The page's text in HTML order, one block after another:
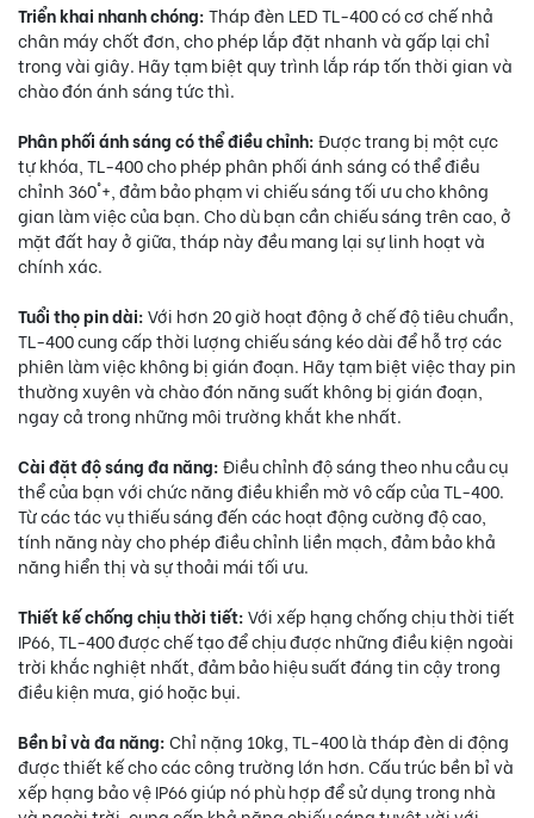
Triển khai nhanh chóng:Tháp đèn LED TL-400 có cơ chế nhả
chân máy chốt đơn, cho phép lắp đặt nhanh và gấp lại chỉ
trong vài giây. Hãy tạm biệt quy trình lắp ráp tốn thời gian và
chào đón ánh sáng tức thì.
Phân phối ánh sáng có thể điều chỉnh:Được trang bị một cực
tự khóa, TL-400 cho phép phân phối ánh sáng có thể điều
chỉnh 360°+, đảm bảo phạm vi chiếu sáng tối ưu cho không
gian làm việc của bạn. Cho dù bạn cần chiếu sáng trên cao, ở
mặt đất hay ở giữa, tháp này đều mang lại sự linh hoạt và
chính xác.
Tuổi thọ pin dài:Với hơn 20 giờ hoạt động ở chế độ tiêu chuẩn,
TL-400 cung cấp thời lượng chiếu sáng kéo dài để hỗ trợ các
phiên làm việc không bị gián đoạn. Hãy tạm biệt việc thay pin
thường xuyên và chào đón năng suất không bị gián đoạn,
ngay cả trong những môi trường khắt khe nhất.
Cài đặt độ sáng đa năng:Điều chỉnh độ sáng theo nhu cầu cụ
thể của bạn với chức năng điều khiển mờ vô cấp của TL-400.
Từ các tác vụ thiếu sáng đến các hoạt động cường độ cao,
tính năng này cho phép điều chỉnh liền mạch, đảm bảo khả
năng hiển thị và sự thoải mái tối ưu.
Thiết kế chống chịu thời tiết:Với xếp hạng chống chịu thời tiết
IP66, TL-400 được chế tạo để chịu được những điều kiện ngoài
trời khắc nghiệt nhất, đảm bảo hiệu suất đáng tin cậy trong
điều kiện mưa, gió hoặc bụi.
Bền bỉ và đa năng:Chỉ nặng 10kg, TL-400 là tháp đèn di động
được thiết kế cho các công trường lớn hơn. Cấu trúc bền bỉ và
xếp hạng bảo vệ IP66 giúp nó phù hợp để sử dụng trong nhà